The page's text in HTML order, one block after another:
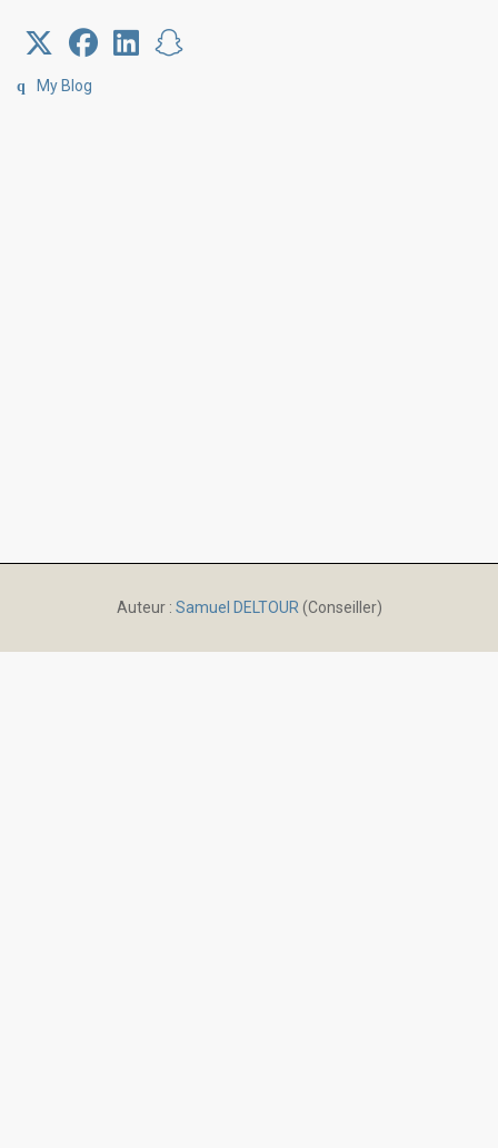
My Blog
Auteur : Samuel DELTOUR (Conseiller)